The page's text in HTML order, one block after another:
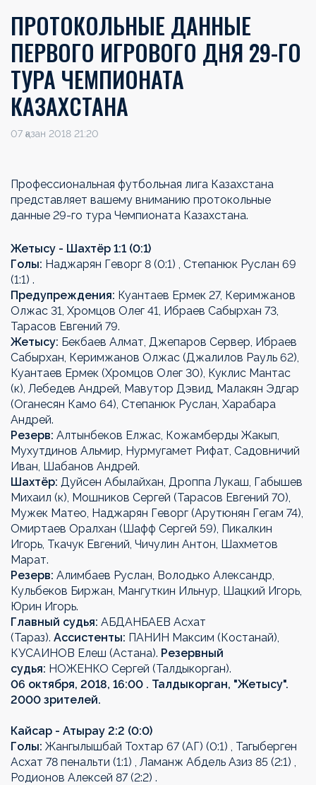
ПРОТОКОЛЬНЫЕ ДАННЫЕ
ПЕРВОГО ИГРОВОГО ДНЯ 29-ГО
ТУРА ЧЕМПИОНАТА
КАЗАХСТАНА
07 қазан 2018 21:20
Профессиональная футбольная лига Казахстана
представляет вашему вниманию протокольные
данные 29-го тура Чемпионата Казахстана.
Жетысу - Шахтёр 1:1 (0:1)
Голы: Наджарян Геворг 8 (0:1) , Степанюк Руслан 69
(1:1) .
Предупреждения: Куантаев Ермек 27, Керимжанов
Олжас 31, Хромцов Олег 41, Ибраев Сабырхан 73,
Тарасов Евгений 79.
Жетысу: Бекбаев Алмат, Джепаров Сервер, Ибраев
Сабырхан, Керимжанов Олжас (Джалилов Рауль 62),
Куантаев Ермек (Хромцов Олег 30), Куклис Мантас
(к), Лебедев Андрей, Мавутор Дэвид, Малакян Эдгар
(Оганесян Камо 64), Степанюк Руслан, Харабара
Андрей.
Резерв: Алтынбеков Елжас, Кожамберды Жакып,
Мухутдинов Альмир, Нурмугамет Рифат, Садовничий
Иван, Шабанов Андрей.
Шахтёр: Дуйсен Абылайхан, Дроппа Лукаш, Габышев
Михаил (к), Мошников Сергей (Тарасов Евгений 70),
Мужек Матео, Наджарян Геворг (Арутюнян Гегам 74),
Омиртаев Оралхан (Шафф Сергей 59), Пикалкин
Игорь, Ткачук Евгений, Чичулин Антон, Шахметов
Марат.
Резерв: Алимбаев Руслан, Володько Александр,
Кульбеков Биржан, Мангуткин Ильнур, Шацкий Игорь,
Юрин Игорь.
Главный судья: АБДАНБАЕВ Асхат
(Тараз). Ассистенты: ПАНИН Максим (Костанай),
КУСАИНОВ Елеш (Астана). Резервный
судья: НОЖЕНКО Сергей (Талдыкорган).
06 октября, 2018, 16:00 . Талдыкорган, "Жетысу".
2000 зрителей.
Кайсар - Атырау 2:2 (0:0)
Голы: Жангылышбай Тохтар 67 (АГ) (0:1) , Тагыберген
Асхат 78 пенальти (1:1) , Ламанж Абдель Азиз 85 (2:1) ,
Родионов Алексей 87 (2:2) .